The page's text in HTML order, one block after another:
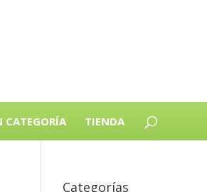
CATEGORÍA TIENDA
Categorías